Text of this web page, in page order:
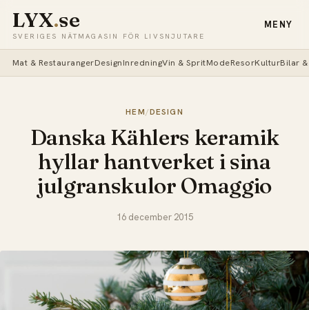
LYX.se
SVERIGES NÄTMAGASIN FÖR LIVSNJUTARE
MENY
Mat & RestaurangerDesignInredningVin & SpritModeResorKulturBilar
HEM/DESIGN
Danska Kählers keramik
hyllar hantverket i sina
julgranskulor Omaggio
16 december 2015